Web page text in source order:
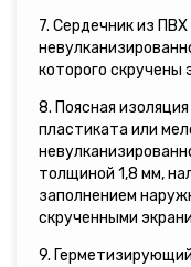
7. Сердечник из
которого скручены
8. Поясная
пластиката или
толщиной 1,8 мм,
заполнением
скрученными
9.